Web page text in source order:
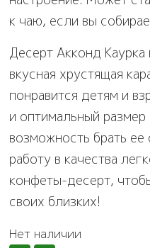
к чаю, если вы
Десерт Акконд
вкусная хрустящая
понравится детям и
и оптимальный
возможность брать
работу в качества
конфеты-десерт,
своих близких!
Нет наличии